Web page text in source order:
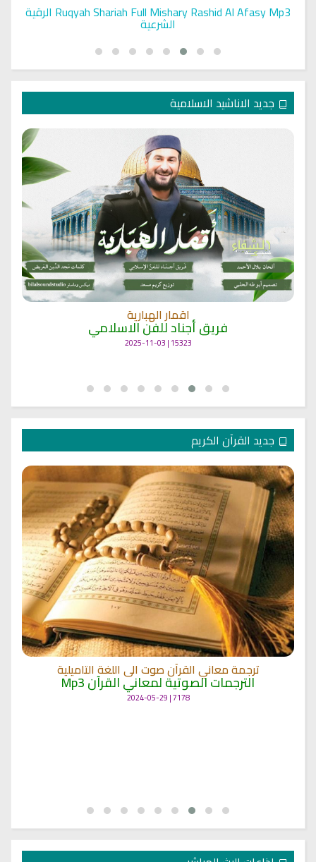
Ruqyah Shariah Full Mishary Rashid Al Afasy Mp3 الرقية
الشرعية
جديد الاناشيد الاسلامية
اقمار الهبارية
فريق أجناد للفن الاسلامي
15323 | 2025-11-03
جديد القرآن الكريم
ترجمة معاني القرآن صوت الى اللغة التاميلية
الترجمات الصوتية لمعاني القرآن Mp3
7178 | 2024-05-29